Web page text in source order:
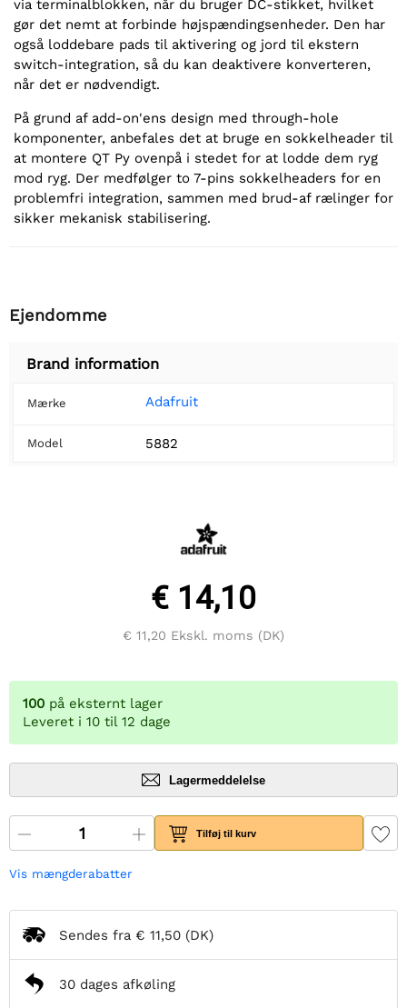
via terminalblokken, når du bruger DC-stikket, hvilket
gør det nemt at forbinde højspændingsenheder. Den har
også loddebare pads til aktivering og jord til ekstern
switch-integration, så du kan deaktivere konverteren,
når det er nødvendigt.
På grund af add-on'ens design med through-hole
komponenter, anbefales det at bruge en sokkelheader til
at montere QT Py ovenpå i stedet for at lodde dem ryg
mod ryg. Der medfølger to 7-pins sokkelheaders for en
problemfri integration, sammen med brud-af rælinger for
sikker mekanisk stabilisering.
Ejendomme
Brand information
Mærke Adafruit
Model 5882
€ 14,10
€ 11,20 Ekskl. moms (DK)
100 på eksternt lager
Leveret i 10 til 12 dage
Lagermeddelelse
Tilføj til kurv
Vis mængderabatter
Sendes fra € 11,50 (DK)
30 dages afkøling